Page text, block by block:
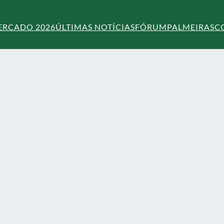
2026ÚLTIMAS NOTÍCIASFÓRUMPALMEIRAS